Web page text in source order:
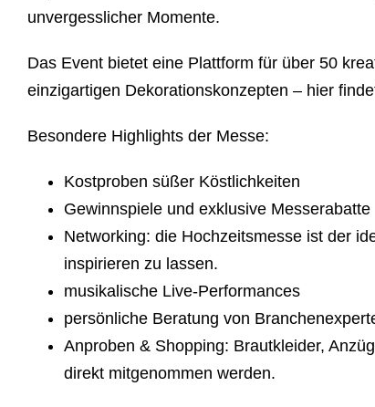
unvergesslicher Momente.
Das Event bietet eine Plattform für über 50
einzigartigen Dekorationskonzepten – hier
Besondere Highlights der Messe:
Kostproben süßer Köstlichkeiten
Gewinnspieleund exklusive Messerabatte
Networking: die Hochzeitsmesse ist der
inspirieren zu lassen.
musikalische Live-Performances
persönliche Beratung von
Anproben & Shopping: Brautkleider,
direkt mitgenommen werden.